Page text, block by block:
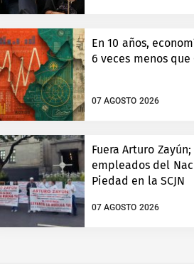
En 10 años,
6 veces menos
07 AGOSTO 2026
Fuera Arturo
empleados del
Piedad en la SCJN
07 AGOSTO 2026